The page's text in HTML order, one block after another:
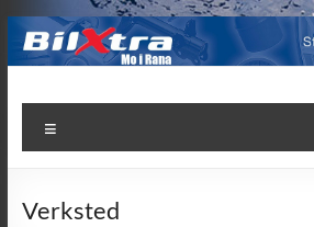
Skip
to
content
BilXtra
Mo
i
Verksted